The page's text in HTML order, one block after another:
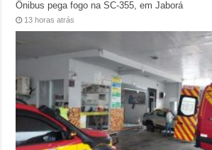
Ônibus pega fogo na SC-355, em Jaborá
13 horas atrás